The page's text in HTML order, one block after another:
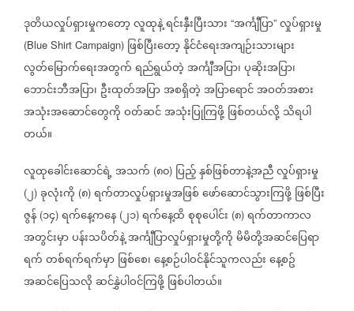
ဒုတိယလှုပ်ရှားမှုကတော့လူထုနဲ့ရင်းနှီးပြီးသား “အင်္ကျီပြာ” လှုပ်ရှားမှု
(Blue Shirt Campaign) ဖြစ်ပြီးတော့နိုင်ငံရေးအကျဉ်းသားများ
လွတ်မြောက်ရေးအတွက်ရည်ရွယ်တဲ့အင်္ကျီအပြာ၊ပုဆိုးအပြာ၊
ဘောင်းဘီအပြာ၊ ဦးထုတ်အပြာအစရှိတဲ့အပြာရောင်အဝတ်အစား
အသုံးအဆောင်တွေကိုဝတ်ဆင်အသုံးပြုကြဖို့ဖြစ်တယ်လို့သိရပါ
တယ်။
လူထုခေါင်းဆောင်ရဲ့အသက် (၈၀) ပြည့်နှစ်ဖြစ်တာနဲ့အညီလှုပ်ရှားမှု
(၂) ခုလုံးကို (၈) ရက်တာလှုပ်ရှားမှုအဖြစ်ဖော်ဆောင်သွားကြဖို့ဖြစ်ပြီး
ဇွန် (၁၄) ရက်နေ့ကနေ (၂၁) ရက်နေ့ထိစုစုပေါင်း (၈) ရက်တာကာလ
အတွင်းမှာပန်းသပိတ်နဲ့အင်္ကျီပြာလှုပ်ရှားမှုတို့ကိုမိမိတို့အဆင်ပြေရာ
ရက်တစ်ရက်ရက်မှာဖြစ်စေ၊နေ့စဉ်ပါဝင်နိုင်သူကလည်းနေ့စဥ်
အဆင်ပြေသလိုဆင်နွှဲပါဝင်ကြဖို့ဖြစ်ပါတယ်။